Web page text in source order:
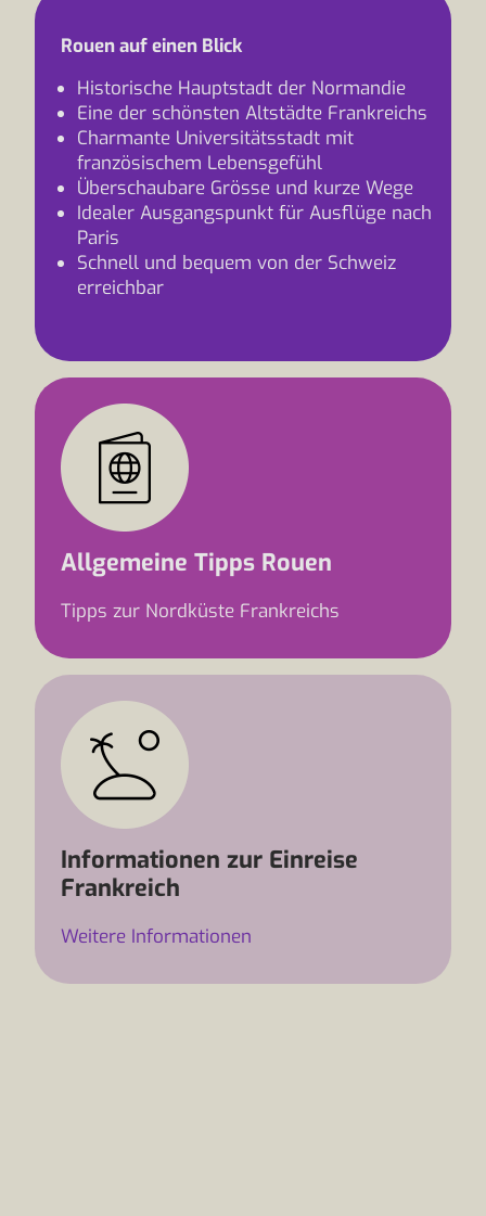
Rouen auf einen Blick
Historische Hauptstadt der Normandie
Eine der schönsten Altstädte Frankreichs
Charmante Universitätsstadt mit
französischem Lebensgefühl
Überschaubare Grösse und kurze Wege
Idealer Ausgangspunkt für Ausflüge nach
Paris
Schnell und bequem von der Schweiz
erreichbar
Allgemeine Tipps Rouen
Tipps zur Nordküste Frankreichs
Informationen zur Einreise
Frankreich
Weitere Informationen